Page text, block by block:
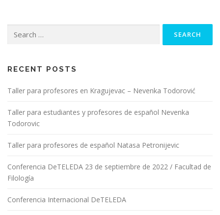
RECENT POSTS
Taller para profesores en Kragujevac – Nevenka Todorović
Taller para estudiantes y profesores de español Nevenka
Todorovic
Taller para profesores de español Natasa Petronijevic
Conferencia DeTELEDA 23 de septiembre de 2022 / Facultad de
Filología
Conferencia Internacional DeTELEDA